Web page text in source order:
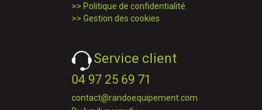
>> Politique de confidentialité
>> Gestion des cookies
Service client
04 97 25 69 71
contact@randoequipement.com